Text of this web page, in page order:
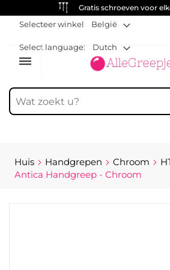
Gratis schroeven voor
Selecteer winkel België
Select language: Dutch
dehaze
Huis Handgrepen Chroom
Antica Handgreep - Chroom